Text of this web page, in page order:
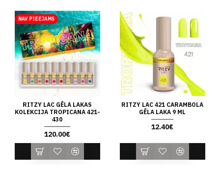
NAV PIEEJAMS
RITZY LAC GĒLA LAKAS
KOLEKCIJA TROPICANA 421-
430
120.00€
RITZY LAC 421 CARAMBOLA
GĒLA LAKA 9 ML
12.40€